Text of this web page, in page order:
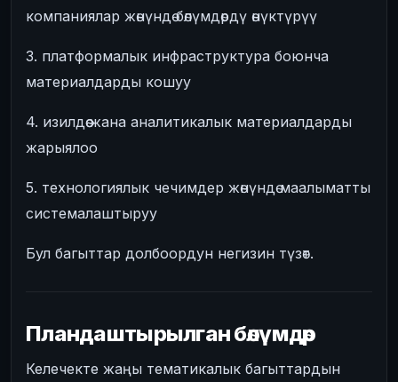
компаниялар жөнүндө бөлүмдөрдү өнүктүрүү
3. платформалык инфраструктура боюнча
материалдарды кошуу
4. изилдөө жана аналитикалык материалдарды
жарыялоо
5. технологиялык чечимдер жөнүндө маалыматты
системалаштыруу
Бул багыттар долбоордун негизин түзөт.
Пландаштырылган бөлүмдөр
Келечекте жаңы тематикалык багыттардын